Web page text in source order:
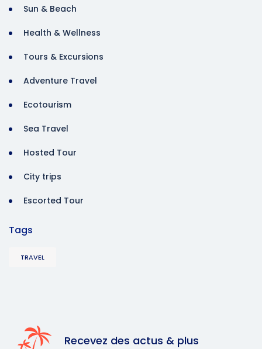
Sun & Beach
Health & Wellness
Tours & Excursions
Adventure Travel
Ecotourism
Sea Travel
Hosted Tour
City trips
Escorted Tour
Tags
TRAVEL
Recevez des actus & plus